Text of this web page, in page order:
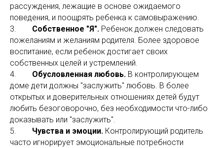
рассуждения, лежащие в основе ожидаемого
поведения, и поощрять ребенка к самовыражению.
3. Собственное "Я". Ребенок должен следовать
пожеланиям и желаниям родителя. Более здоровое
воспитание, если ребенок достигает своих
собственных целей и устремлений.
4. Обусловленная любовь. В контролирующем
доме дети должны "заслужить" любовь. В более
открытых и доверительных отношениях детей будут
любить безоговорочно, без необходимости что-либо
доказывать или "заслужить".
5. Чувства и эмоции. Контролирующий родитель
часто игнорирует эмоциональные потребности